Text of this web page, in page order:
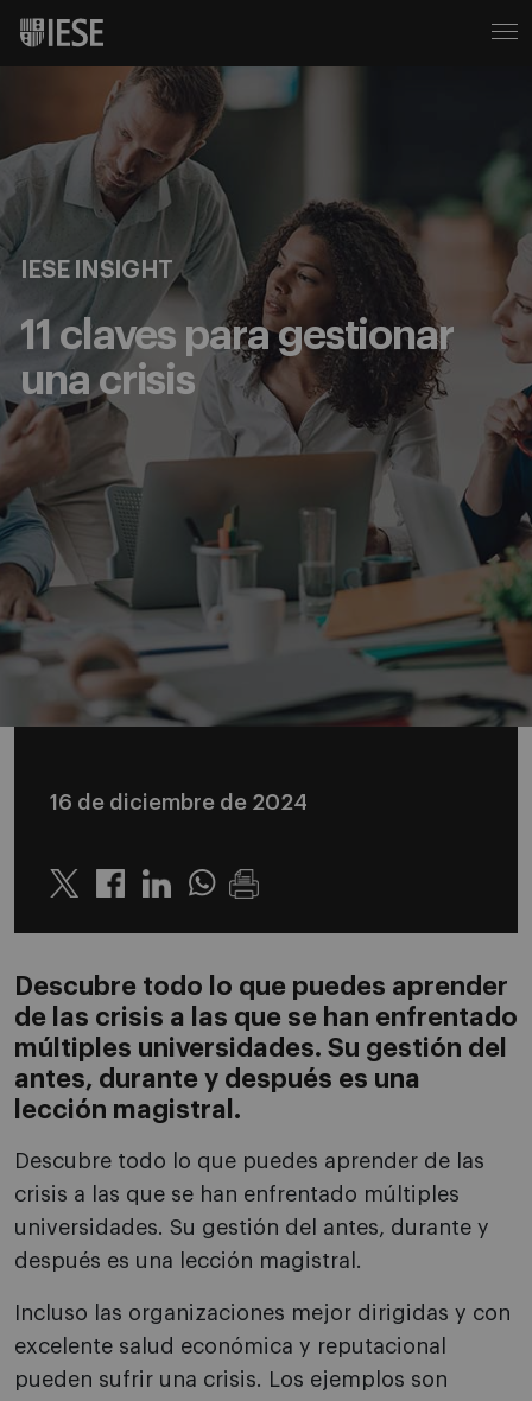
IESE INSIGHT
11 claves para gestionar
una crisis
16 de diciembre de 2024
Twitter LinkedinWhatsapp
Descubre todo lo que puedes aprender
de las crisis a las que se han enfrentado
múltiples universidades. Su gestión del
antes, durante y después es una
lección magistral.
Descubre todo lo que puedes aprender de las
crisis a las que se han enfrentado múltiples
universidades. Su gestión del antes, durante y
después es una lección magistral.
Incluso las organizaciones mejor dirigidas y con
excelente salud económica y reputacional
pueden sufrir una crisis. Los ejemplos son